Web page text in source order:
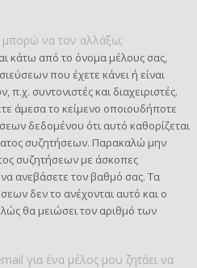
μπορώ να τον αλλάξω;
κάτω από το όνομα μέλους σας,
που έχετε κάνει ή είναι
συντονιστές και διαχειριστές.
άμεσα το κείμενο οποιουδήποτε
δεδομένου ότι αυτό καθορίζεται
συζητήσεων. Παρακαλώ μην
συζητήσεων με άσκοπες
ανεβάσετε τον βαθμό σας. Τα
δεν το ανέχονται αυτό και ο
θα μειώσει τον αριθμό των
για ένα μέλος μου ζητάει να